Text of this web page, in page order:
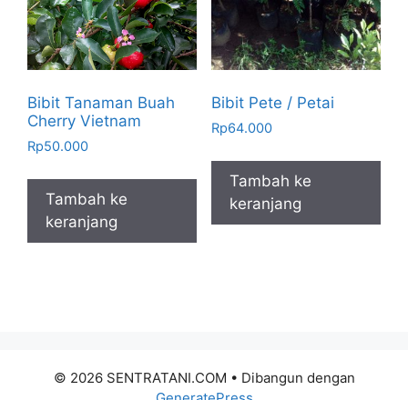
Bibit Tanaman Buah
Cherry Vietnam
Rp50.000
Tambah ke
keranjang
Bibit Pete / Petai
Rp64.000
Tambah ke
keranjang
© 2026 SENTRATANI.COM • Dibangun dengan